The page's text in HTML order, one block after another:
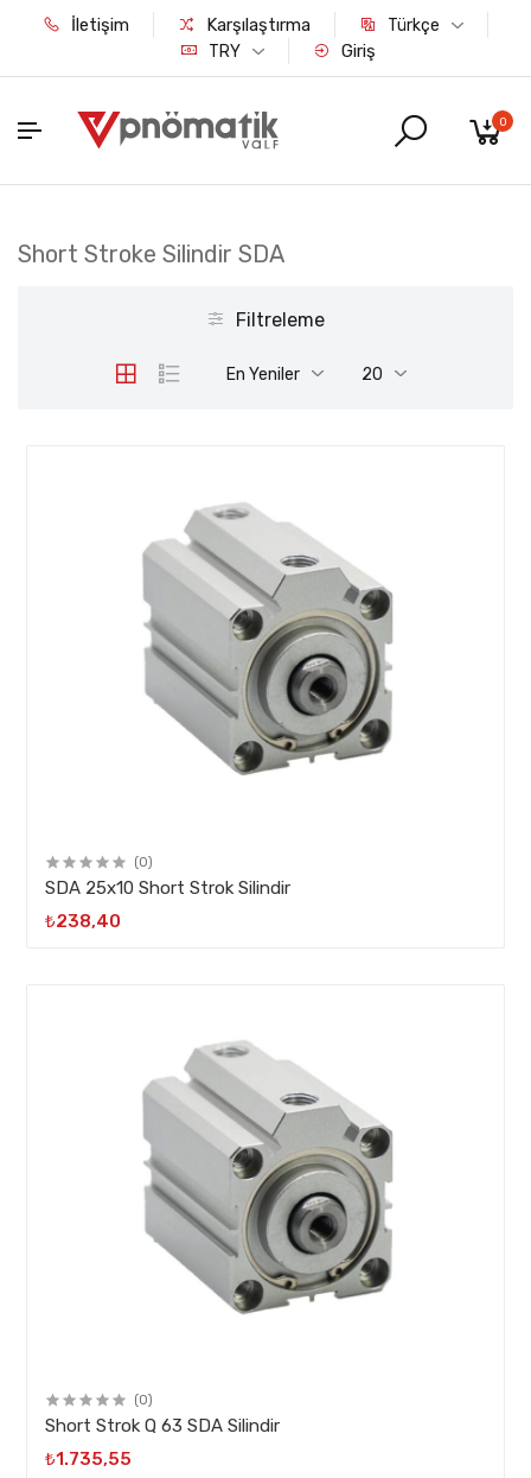
İletişim Karşılaştırma
Türkçe
TRY
Giriş
0
Short Stroke Silindir SDA
Filtreleme
En Yeniler 20
(0)
SDA 25x10 Short Strok Silindir
₺238,40
(0)
Short Strok Q 63 SDA Silindir
₺1.735,55